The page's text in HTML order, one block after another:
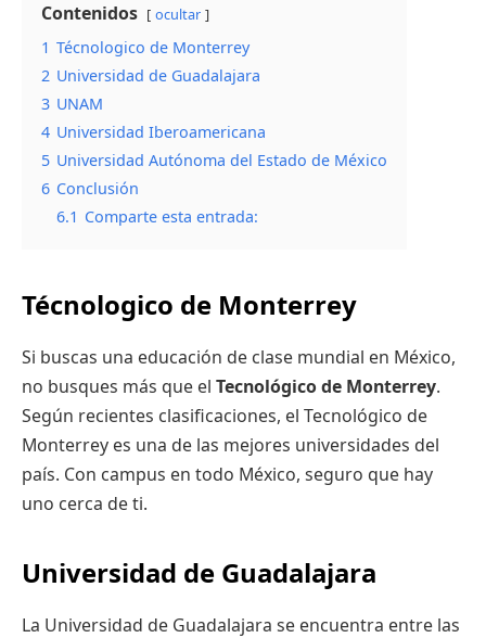
Contenidos ocultar
1 Técnologico de Monterrey
2 Universidad de Guadalajara
3 UNAM
4 Universidad Iberoamericana
5 Universidad Autónoma del Estado de México
6 Conclusión
6.1 Comparte esta entrada:
Técnologico de Monterrey
Si buscas una educación de clase mundial en México,
no busques más que el Tecnológico de Monterrey.
Según recientes clasificaciones, el Tecnológico de
Monterrey es una de las mejores universidades del
país. Con campus en todo México, seguro que hay
uno cerca de ti.
Universidad de Guadalajara
La Universidad de Guadalajara se encuentra entre las